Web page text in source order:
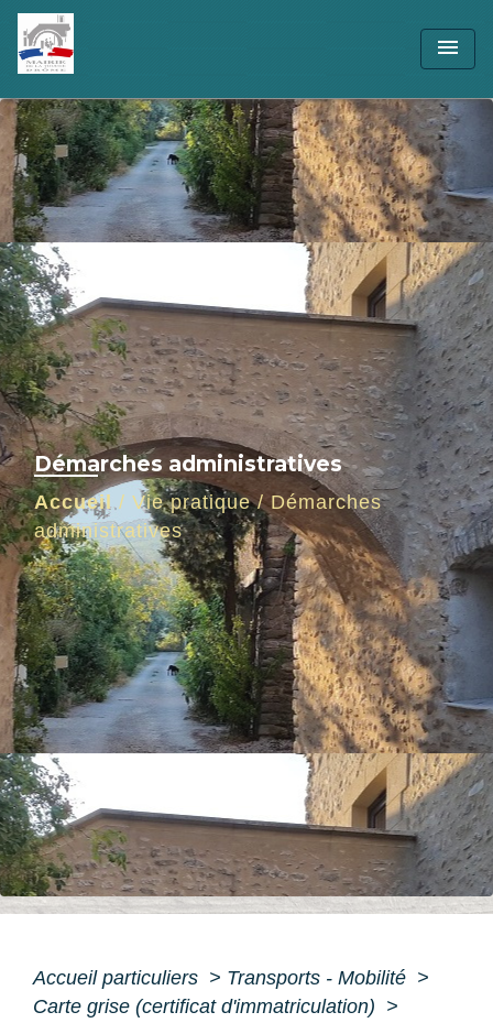
menu
Démarches administratives
Accueil/ Vie pratique/Démarches
administratives
Accueil particuliers > Transports - Mobilité >
Carte grise (certificat d'immatriculation) >